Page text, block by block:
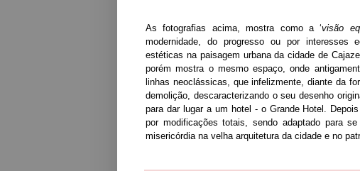
As fotografias acima, mostra como a ‘visão
modernidade, do progresso ou por interesses
estéticas na paisagem urbana da cidade de
porém mostra o mesmo espaço, onde
linhas neoclássicas, que infelizmente, diante da
demolição, descaracterizando o seu desenho
para dar lugar a um hotel - o Grande Hotel.
por modificações totais, sendo adaptado para
misericórdia na velha arquitetura da cidade e no